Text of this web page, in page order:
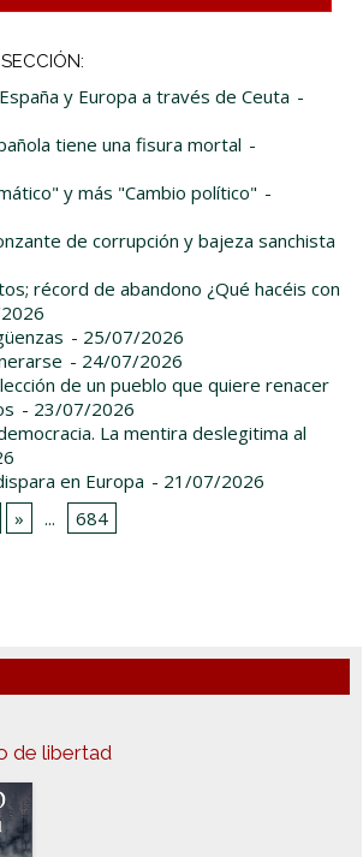
y Europa a través de Ceuta -
tiene una fisura mortal -
y más "Cambio político" -
de corrupción y bajeza sanchista
récord de abandono ¿Qué hacéis con
- 25/07/2026
- 24/07/2026
de un pueblo que quiere renacer
- 23/07/2026
La mentira deslegitima al
en Europa - 21/07/2026
» ... 684
de libertad